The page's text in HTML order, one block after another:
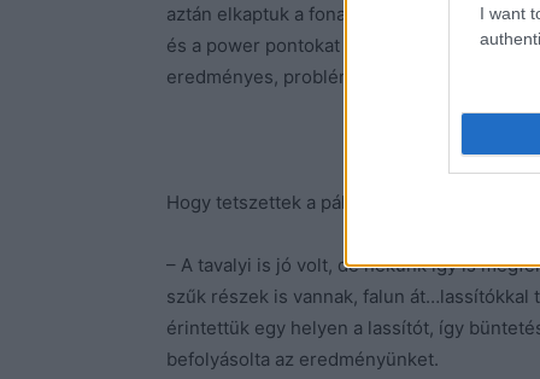
I want
aztán elkaptuk a fonalat. A további
és a power pontokat is elhoztuk. Ami még
eredményes, problémamentes futamot
Hogy tetszettek a pályák fordított irányból?
– A tavalyi is jó volt, de nekünk így is
szűk részek is vannak, falun át…lassítókkal
érintettük egy helyen a lassítót, így
befolyásolta az eredményünket.